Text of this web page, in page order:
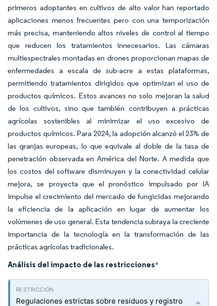
primeros adoptantes en cultivos de alto valor han reportado
aplicaciones menos frecuentes pero con una temporización
más precisa, manteniendo altos niveles de control al tiempo
que reducen los tratamientos innecesarios. Las cámaras
multiespectrales montadas en drones proporcionan mapas de
enfermedades a escala de sub-acre a estas plataformas,
permitiendo tratamientos dirigidos que optimizan el uso de
productos químicos. Estos avances no solo mejoran la salud
de los cultivos, sino que también contribuyen a prácticas
agrícolas sostenibles al minimizar el uso excesivo de
productos químicos. Para 2024, la adopción alcanzó el 23% de
las granjas europeas, lo que equivale al doble de la tasa de
penetración observada en América del Norte. A medida que
los costos del software disminuyen y la conectividad celular
mejora, se proyecta que el pronóstico impulsado por IA
impulse el crecimiento del mercado de fungicidas mejorando
la eficiencia de la aplicación en lugar de aumentar los
volúmenes de uso general. Esta tendencia subraya la creciente
importancia de la tecnología en la transformación de las
prácticas agrícolas tradicionales.
Análisis del impacto de las restricciones*
Regulaciones estrictas sobre residuos y registro